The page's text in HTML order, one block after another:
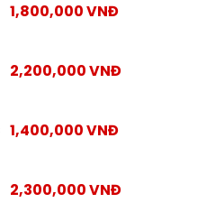
1,800,000 VNĐ
2,200,000 VNĐ
1,400,000 VNĐ
2,300,000 VNĐ